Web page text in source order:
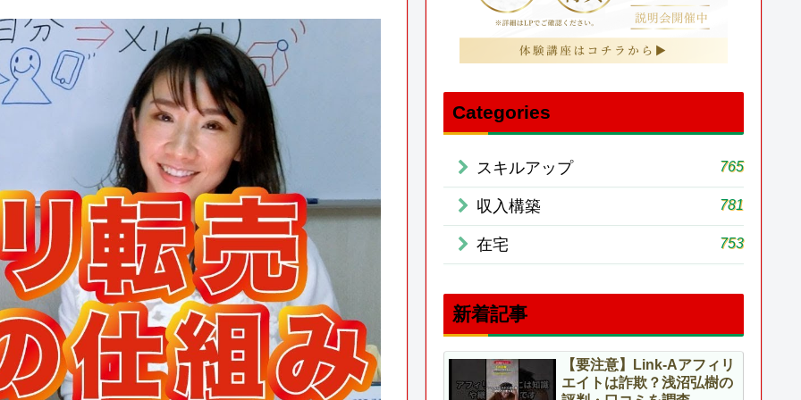
Categories
スキルアップ 765
収入構築 781
在宅 753
新着記事
【要注意】Link-Aアフィリ
エイトは詐欺？浅沼弘樹の